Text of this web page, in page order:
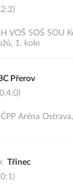
VOŠ SOŠ SOU
1. kolo
Přerov
ČPP Aréna Ostrava,
Třinec